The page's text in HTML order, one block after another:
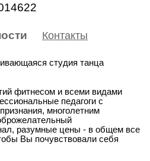
Контакты
студия танца
фитнесом и всеми видами
педагоги с
многолетним
разумные цены - в общем все
Вы почувствовали себя